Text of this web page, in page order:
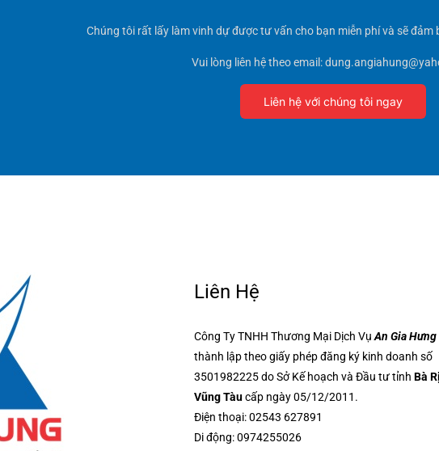
Chúng tôi rất lấy làm vinh dự được tư vấn cho bạn miễn phí và sẽ đảm
Vui lòng liên hệ theo email:
Liên hệ với chúng tôi ngay
Liên Hệ
Công Ty TNHH Thương Mại Dịch Vụ An Gia Hưng
thành lập theo giấy phép đăng ký kinh doanh số
3501982225 do Sở Kế hoạch và Đầu tư tỉnhBà
Vũng Tàucấp ngày 05/12/2011.
Điện thoại:02543 627891
Di động:0974255026